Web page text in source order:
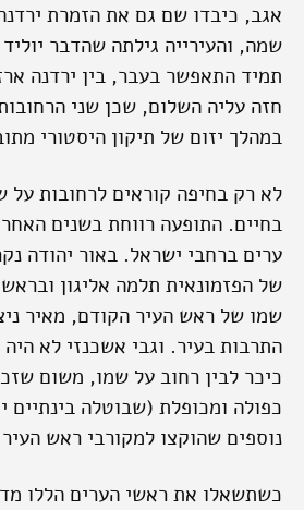
אגב, כיבדו שם גם את הזמרת
שמה, והעירייה גילתה שהדבר
תמיד התאפשר בעבר, בין ירדנה
חזה עליה השלום, שכן שני
במהלך יזום של תיקון היסטורי
לא רק בחיפה קוראים לרחובות
בחיים. התופעה רווחת בשנים
ערים ברחבי ישראל. באור יהודה
של הפזמונאית תלמה אליגון
שמו של ראש העיר הקודם, מאיר
התרבות בעיר. וגבי אשכנזי לא היה
כיכר לבין רחוב על שמו, משום
כפולה ומכופלת (שבוטלה בינתיים
נוספים שהוקצו למקורבי ראש
כשתשאלו את ראשי הערים הללו